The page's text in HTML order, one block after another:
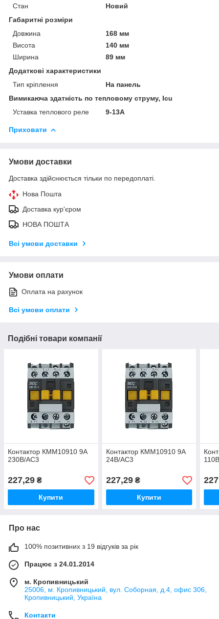
Стан
Новий
Габаритні розміри
Довжина
168 мм
Висота
140 мм
Ширина
89 мм
Додаткові характеристики
Тип кріплення
На панель
Вимикаюча здатність по тепловому струму, Icu
Уставка теплового реле
9-13А
Приховати
Умови доставки
Доставка здійснюється тільки по передоплаті.
Нова Пошта
Доставка кур'єром
НОВА ПОШТА
Всі умови доставки
Умови оплати
Оплата на рахунок
Всі умови оплати
Подібні товари компанії
Контактор КММ10910 9А
230В/АС3
227,29 ₴
Купити
Контактор КММ10910 9А
24В/АС3
227,29₴
Купити
Про нас
100% позитивних з 19 відгуків за рік
Працює з 24.01.2014
м. Кропивницький
25006, м. Кропивницький, вул. Соборная, д.4, офис 306,
Кропивницький, Україна
Контакти